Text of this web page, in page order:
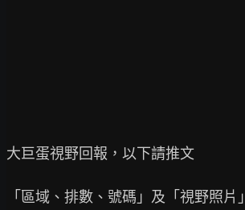
大巨蛋視野回報，以下請推文
「區域、排數、號碼」及「視野照片」